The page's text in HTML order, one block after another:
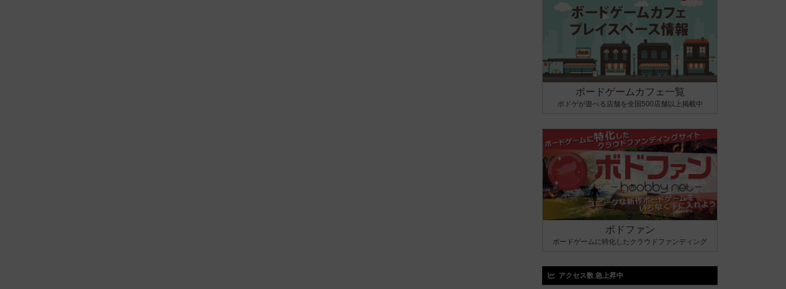
ボードゲームカフェ一覧
ボドゲが遊べる店舗を全国500店舗以上掲載中
ボドファン
ボードゲームに特化したクラウドファンディング
アクセス数 急上昇中